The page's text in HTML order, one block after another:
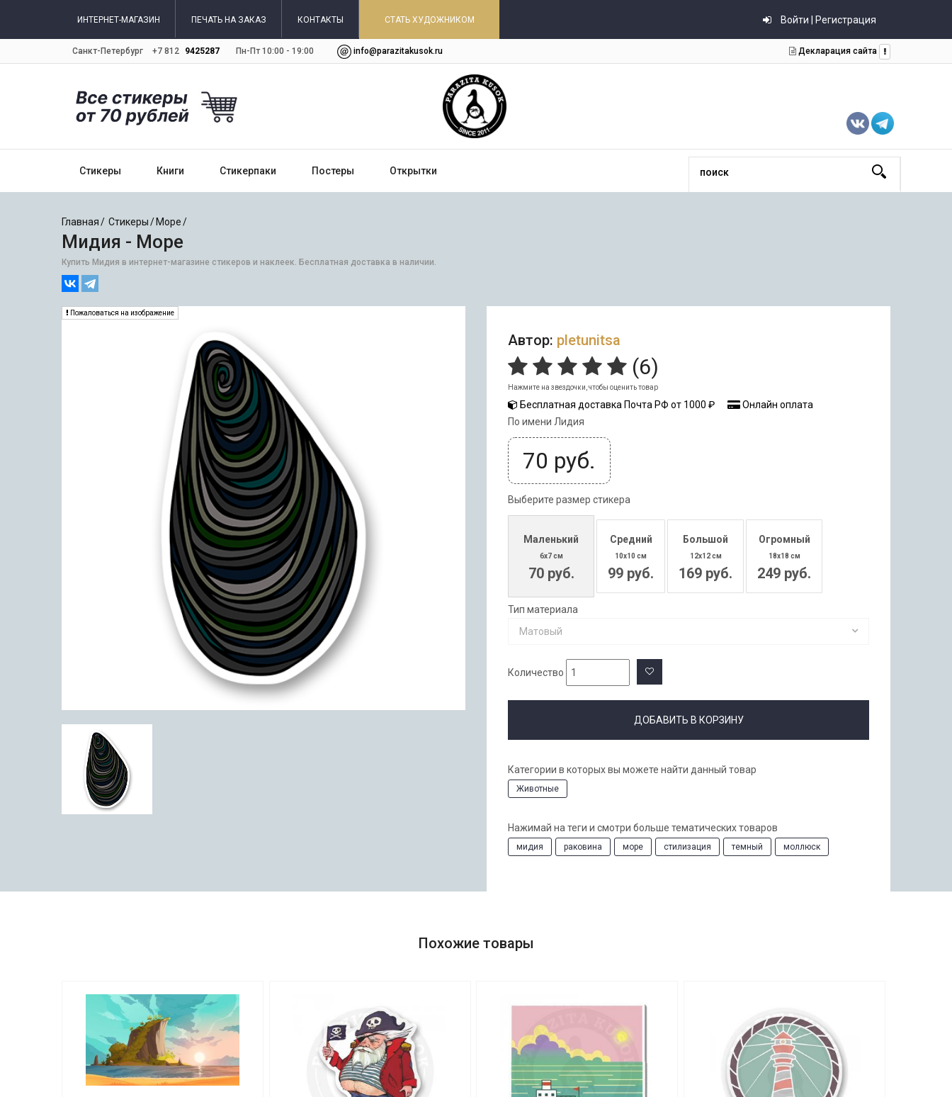
ИНТЕРНЕТ-МАГАЗИН ПЕЧАТЬ НА ЗАКАЗ КОНТАКТЫ СТАТЬ ХУДОЖНИКОМ Войти | Регистрация
Санкт-Петербург +7 812 9425287 Пн-Пт 10:00 - 19:00 info@parazitakusok.ru Декларация сайта
Стикеры Книги Стикерпаки Постеры Открытки
Главная Стикеры Море
Мидия - Море
Купить Мидия в интернет-магазине стикеров и наклеек. Бесплатная доставка в наличии.
Пожаловаться на изображение
Автор: pletunitsa
(6)
Нажмите на звездочки, чтобы оценить товар
Бесплатная доставка Почта РФ от 1000 ₽
Онлайн оплата
По имени Лидия
70 руб.
Выберите размер стикера
Маленький
6x7 см
70 руб.
Средний
10x10 см
99 руб.
Большой
12x12 см
169 руб.
Огромный
18x18 см
249 руб.
Тип материала
Матовый
Количество
ДОБАВИТЬ В КОРЗИНУ
Категории в которых вы можете найти данный товар
Животные
Нажимай на теги и смотри больше тематических товаров
мидия раковина море стилизация темный моллюск
Похожие товары